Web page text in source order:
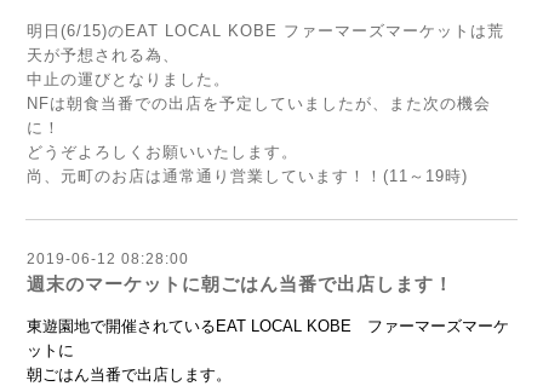
明日(6/15)のEAT LOCAL KOBE ファーマーズマーケットは荒
天が予想される為、
中止の運びとなりました。
NFは朝食当番での出店を予定していましたが、また次の機会
に！
どうぞよろしくお願いいたします。
尚、元町のお店は通常通り営業しています！！(11～19時)
2019-06-12 08:28:00
週末のマーケットに朝ごはん当番で出店します！
東遊園地で開催されているEAT LOCAL KOBE ファーマーズマーケ
ットに
朝ごはん当番で出店します。